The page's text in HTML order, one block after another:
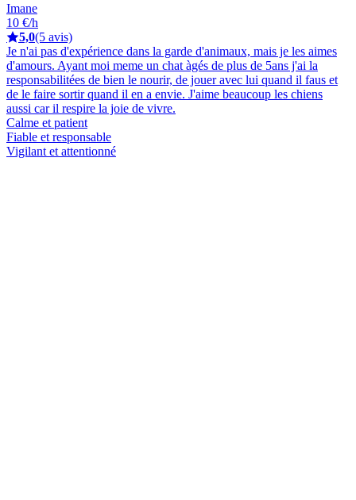
Imane
10 €/h
5,0(5 avis)
Je n'ai pas d'expérience dans la garde d'animaux, mais je les aimes
d'amours. Ayant moi meme un chat àgés de plus de 5ans j'ai la
responsabilitées de bien le nourir, de jouer avec lui quand il faus et
de le faire sortir quand il en a envie. J'aime beaucoup les chiens
aussi car il respire la joie de vivre.
Calme et patient
Fiable et responsable
Vigilant et attentionné